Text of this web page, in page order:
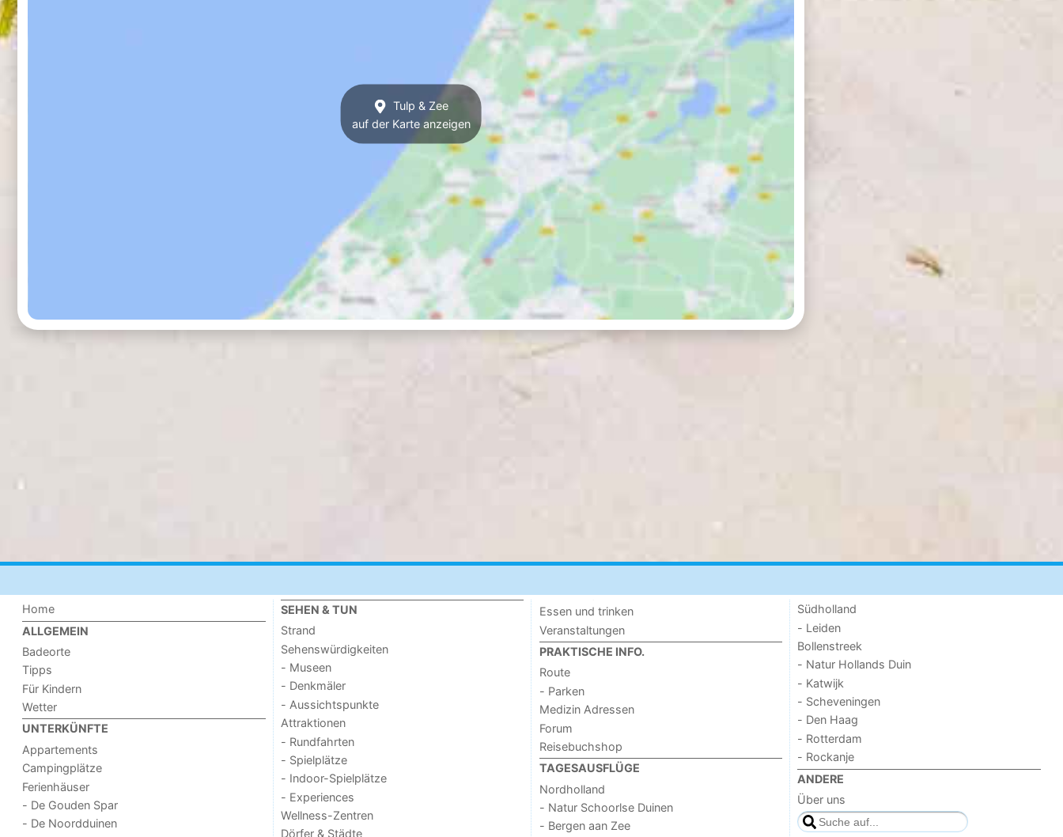
Tulp & Zee
auf der Karte anzeigen
Home
ALLGEMEIN
Badeorte
Tipps
Für Kindern
Wetter
UNTERKÜNFTE
Appartements
Campingplätze
Ferienhäuser
- De Gouden Spar
- De Noordduinen
SEHEN & TUN
Strand
Sehenswürdigkeiten
- Museen
- Denkmäler
- Aussichtspunkte
Attraktionen
- Rundfahrten
- Spielplätze
- Indoor-Spielplätze
- Experiences
Wellness-Zentren
Dörfer & Städte
Essen und trinken
Veranstaltungen
PRAKTISCHE INFO.
Route
- Parken
Medizin Adressen
Forum
Reisebuchshop
TAGESAUSFLÜGE
Nordholland
- Natur Schoorlse Duinen
- Bergen aan Zee
Südholland
- Leiden
Bollenstreek
- Natur Hollands Duin
- Katwijk
- Scheveningen
- Den Haag
- Rotterdam
- Rockanje
ANDERE
Über uns